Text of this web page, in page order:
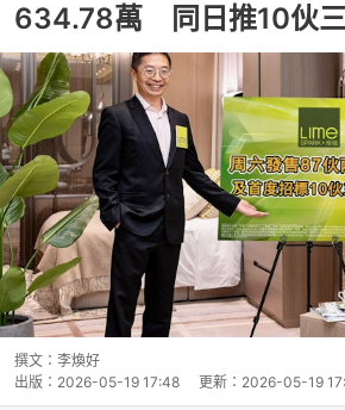
634.78萬 同日推10伙
撰文： 李煥好
出版： 2026-05-19 17:48 更新： 2026-05-19